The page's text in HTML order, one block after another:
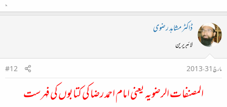
ڈاکٹر مشاہد رضوی
لائبریرین
مارچ 31، 2013
#12
المصنفات الرضویہ یعنی امام احمد رضا کی کتابوں کی فہرست